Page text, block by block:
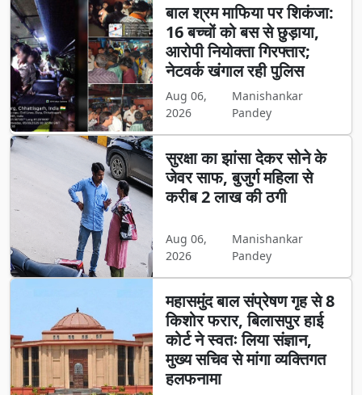
बाल श्रम माफिया पर शिकंजा:
16 बच्चों को बस से छुड़ाया,
आरोपी नियोक्ता गिरफ्तार;
नेटवर्क खंगाल रही पुलिस
Aug 06,
2026
Manishankar
Pandey
सुरक्षा का झांसा देकर सोने के
जेवर साफ, बुजुर्ग महिला से
करीब 2 लाख की ठगी
Aug 06,
2026
Manishankar
Pandey
महासमुंद बाल संप्रेषण गृह से 8
किशोर फरार, बिलासपुर हाई
कोर्ट ने स्वतः लिया संज्ञान,
मुख्य सचिव से मांगा व्यक्तिगत
हलफनामा